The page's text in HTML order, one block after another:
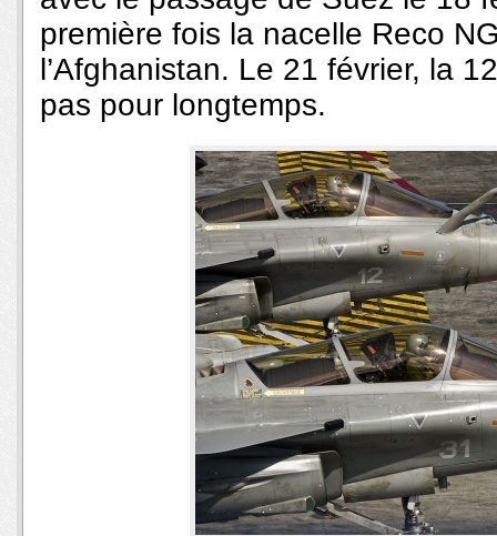
première fois la nacelle Reco
l’Afghanistan. Le 21 février, la
pas pour longtemps.